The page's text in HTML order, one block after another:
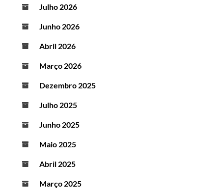
Julho 2026
Junho 2026
Abril 2026
Março 2026
Dezembro 2025
Julho 2025
Junho 2025
Maio 2025
Abril 2025
Março 2025